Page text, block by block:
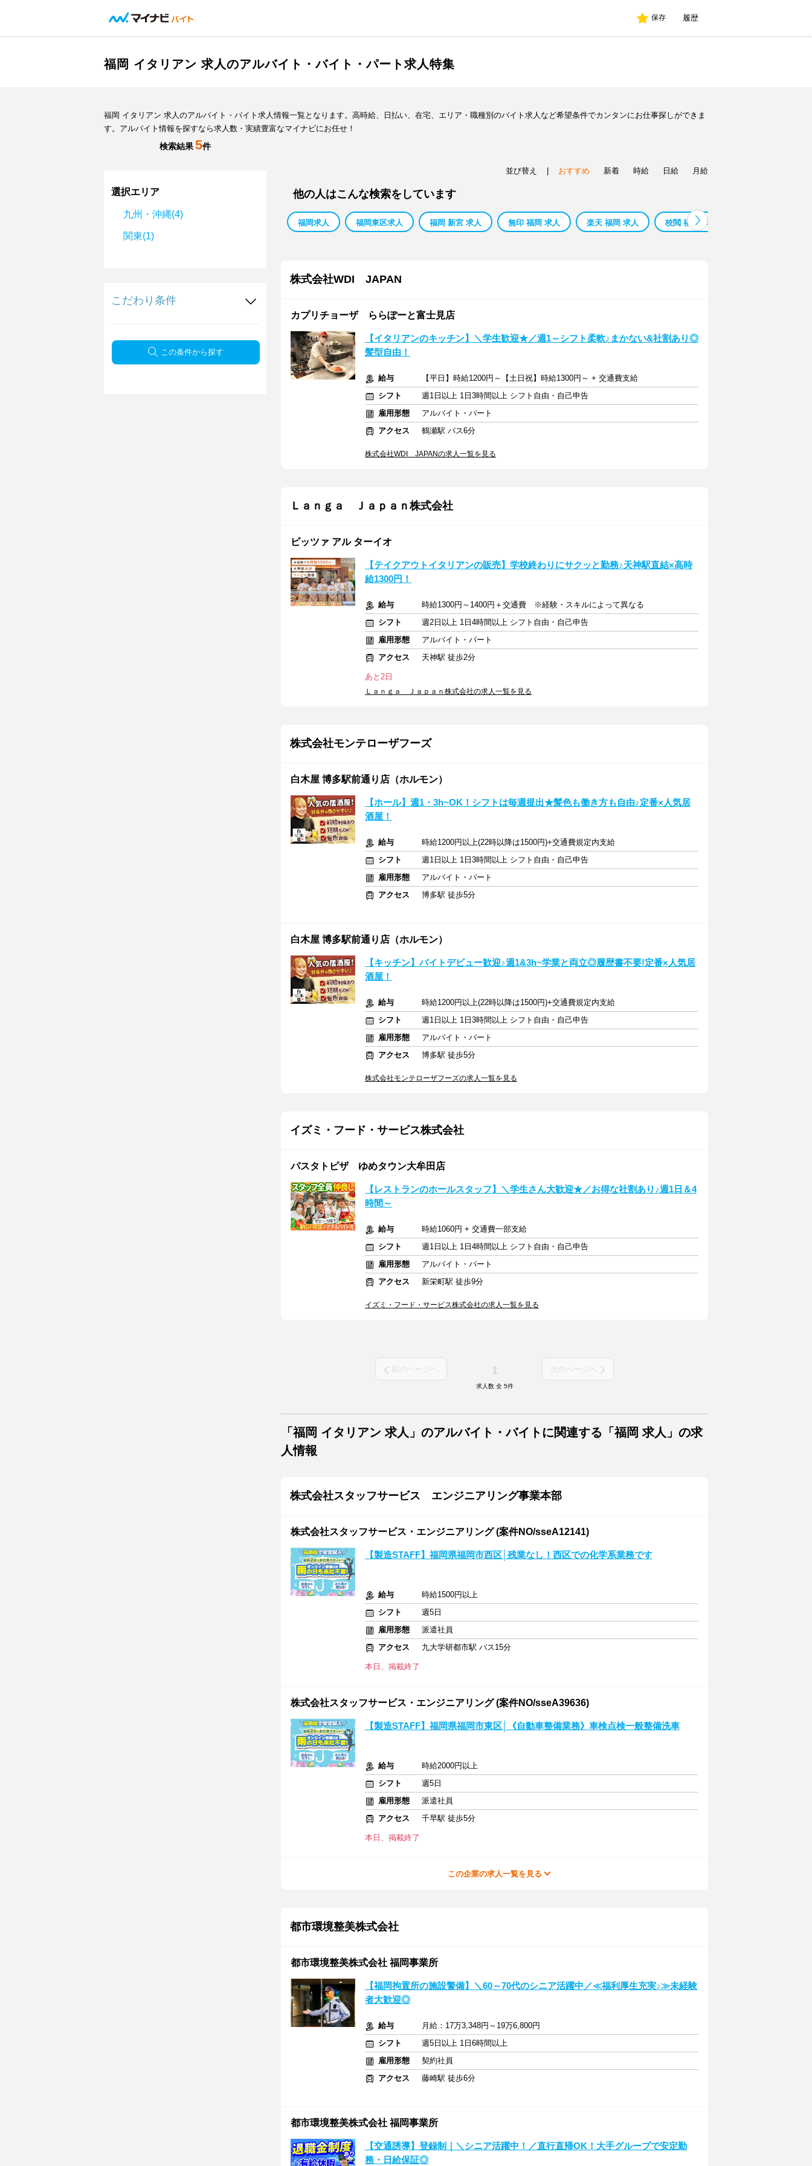
保存 履歴
福岡 イタリアン 求人のアルバイト・バイト・パート求人特集
福岡 イタリアン 求人のアルバイト・バイト求人情報一覧となります。高時給、日払い、在宅、エリア・職種別のバイト求人など希望条件でカンタンにお仕事探しができま
す。アルバイト情報を探すなら求人数・実績豊富なマイナビにお任せ！
検索結果5件
選択エリア
九州・沖縄(4)
関東(1)
こだわり条件
この条件から探す
並び替え おすすめ 新着 時給 日給 月給
他の人はこんな検索をしています
福岡求人 福岡東区求人 福岡 新宮 求人 無印 福岡 求人 楽天 福岡 求人 校閲 福岡 求人
株式会社WDI JAPAN
カプリチョーザ ららぽーと富士見店
【イタリアンのキッチン】＼学生歓迎★／週1～シフト柔軟♪まかない&社割あり◎
髪型自由！
給与
【平日】時給1200円～【土日祝】時給1300円～ + 交通費支給
シフト
週1日以上 1日3時間以上 シフト自由・自己申告
雇用形態
アルバイト・パート
アクセス
鶴瀬駅 バス6分
株式会社WDI JAPANの求人一覧を見る
Ｌａｎｇａ Ｊａｐａｎ株式会社
ピッツァ アル ターイオ
【テイクアウトイタリアンの販売】学校終わりにサクッと勤務♪天神駅直結×高時
給1300円！
給与
時給1300円～1400円＋交通費 ※経験・スキルによって異なる
シフト
週2日以上 1日4時間以上 シフト自由・自己申告
雇用形態
アルバイト・パート
アクセス
天神駅 徒歩2分
あと2日
Ｌａｎｇａ Ｊａｐａｎ株式会社の求人一覧を見る
株式会社モンテローザフーズ
白木屋 博多駅前通り店（ホルモン）
【ホール】週1・3h~OK！シフトは毎週提出★髪色も働き方も自由♪定番×人気居
酒屋！
給与
時給1200円以上(22時以降は1500円)+交通費規定内支給
シフト
週1日以上 1日3時間以上 シフト自由・自己申告
雇用形態
アルバイト・パート
アクセス
博多駅 徒歩5分
白木屋 博多駅前通り店（ホルモン）
【キッチン】バイトデビュー歓迎♪週1&3h~学業と両立◎履歴書不要!定番×人気居
酒屋！
給与
時給1200円以上(22時以降は1500円)+交通費規定内支給
シフト
週1日以上 1日3時間以上 シフト自由・自己申告
雇用形態
アルバイト・パート
アクセス
博多駅 徒歩5分
株式会社モンテローザフーズの求人一覧を見る
イズミ・フード・サービス株式会社
パスタトピザ ゆめタウン大牟田店
【レストランのホールスタッフ】＼学生さん大歓迎★／お得な社割あり♪週1日＆4
時間～
給与
時給1060円 + 交通費一部支給
シフト
週1日以上 1日4時間以上 シフト自由・自己申告
雇用形態
アルバイト・パート
アクセス
新栄町駅 徒歩9分
イズミ・フード・サービス株式会社の求人一覧を見る
前のページへ 1 次のページへ
求人数 全 5件
「福岡 イタリアン 求人」のアルバイト・バイトに関連する「福岡 求人」の求
人情報
株式会社スタッフサービス エンジニアリング事業本部
株式会社スタッフサービス・エンジニアリング (案件NO/sseA12141)
【製造STAFF】福岡県福岡市西区│残業なし！西区での化学系業務です
給与
時給1500円以上
シフト
週5日
雇用形態
派遣社員
アクセス
九大学研都市駅 バス15分
本日、掲載終了
株式会社スタッフサービス・エンジニアリング (案件NO/sseA39636)
【製造STAFF】福岡県福岡市東区│《自動車整備業務》車検点検一般整備洗車
給与
時給2000円以上
シフト
週5日
雇用形態
派遣社員
アクセス
千早駅 徒歩5分
本日、掲載終了
この企業の求人一覧を見る
都市環境整美株式会社
都市環境整美株式会社 福岡事業所
【福岡拘置所の施設警備】＼60～70代のシニア活躍中／≪福利厚生充実♪≫未経験
者大歓迎◎
給与
月給：17万3,348円～19万6,800円
シフト
週5日以上 1日6時間以上
雇用形態
契約社員
アクセス
藤崎駅 徒歩6分
都市環境整美株式会社 福岡事業所
【交通誘導】登録制｜＼シニア活躍中！／直行直帰OK！大手グループで安定勤
務・日給保証◎